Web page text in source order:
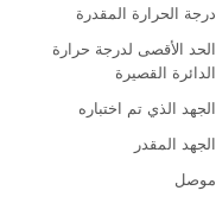
درجة الحرارة المقدرة
الحد الأقصى لدرجة حرارة
الدائرة القصيرة
الجهد الذي تم اختباره
الجهد المقدر
موصل